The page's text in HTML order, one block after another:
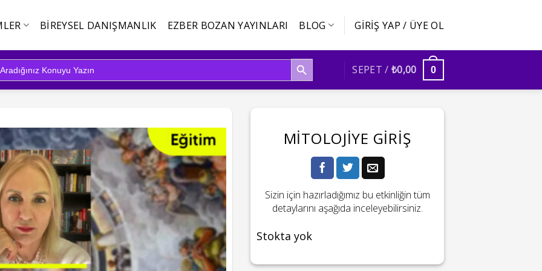
BIREYSEL DANIŞMANLIK EZBER BOZAN YAYINLARI BLOG GIRIŞ YAP / ÜYE OL
SEARCH BUTTON
SEPET / ₺0,00 0
MITOLOJIYE GIRIŞ
Sizin için hazırladığımız bu etkinliğin tüm
detaylarını aşağıda inceleyebilirsiniz.
Stokta yok